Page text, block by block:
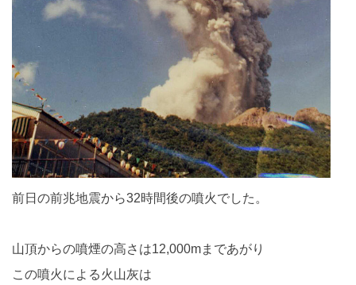
前日の前兆地震から32時間後の噴火でした。
山頂からの噴煙の高さは12,000mまであがり
この噴火による火山灰は